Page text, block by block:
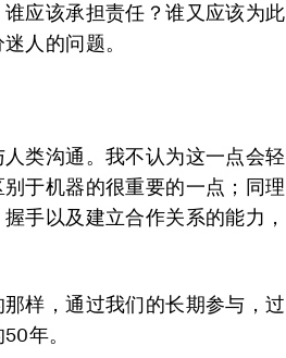
应该承担责任？谁又应该为此
人的问题。
类沟通。我不认为这一点会轻
于机器的很重要的一点；同理
手以及建立合作关系的能力，
样，通过我们的长期参与，过
年。